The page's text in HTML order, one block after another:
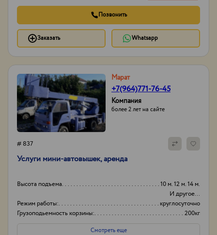
Позвонить
Заказать Whatsapp
Марат
+7(964)771-76-45
Компания
более 2 лет на сайте
# 837
Услуги мини-автовышек, аренда
Высота подъема
10 м. 12 м. 14 м.
И другое...
Режим работы:
круглосуточно
Грузоподьемность корзины:
200кг
Боковой вылет стрелы
6
Смотреть еще